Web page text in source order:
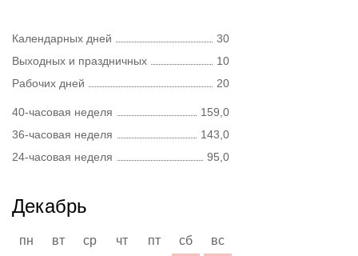
Календарных дней
30
Выходных и праздничных
10
Рабочих дней
20
40-часовая неделя
159,0
36-часовая неделя
143,0
24-часовая неделя
95,0
Декабрь
пн вт ср чт пт сб
вс